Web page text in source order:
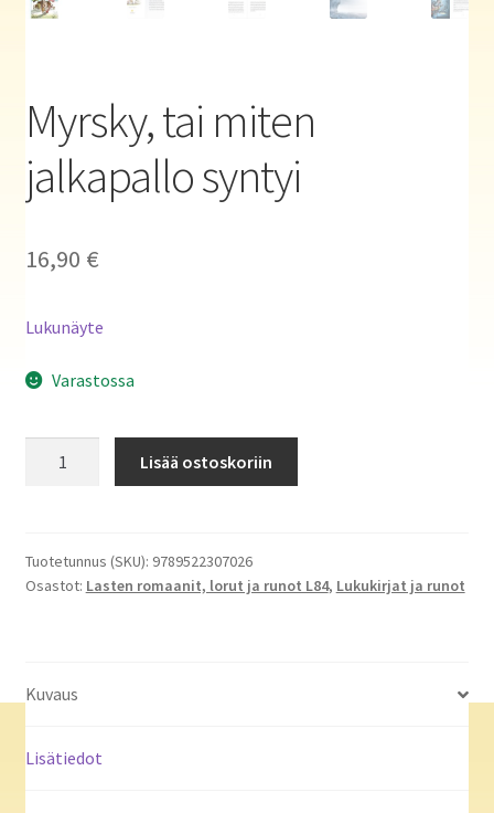
Haluatko kirjailijaksi?
Myrsky, tai miten
jalkapallo syntyi
16,90 €
Lukunäyte
Varastossa
syntyi
määrä
Lisää ostoskoriin
Tuotetunnus (SKU): 9789522307026
Osastot: Lasten romaanit, lorut ja runot L84, Lukukirjat ja runot
Kuvaus
Lisätiedot